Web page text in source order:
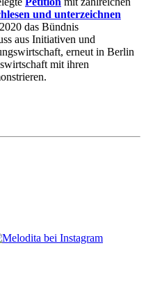
und unterzeichnen
das Bündnis
aus Initiativen und
erneut in Berlin
mit ihren